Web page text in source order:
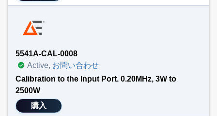
5541A-CAL-0008
Active, お問い合わせ
Calibration to the Input Port. 0.20MHz, 3W to
2500W
購入